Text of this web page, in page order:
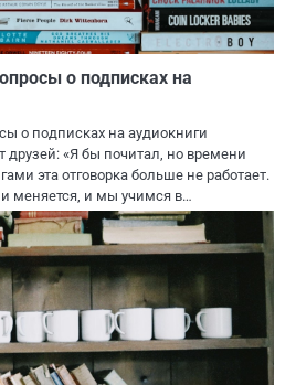
о подписках на
о подписках на аудиокниги
«Я бы почитал, но времени
эта отговорка больше не работает.
меняется, и мы учимся в…